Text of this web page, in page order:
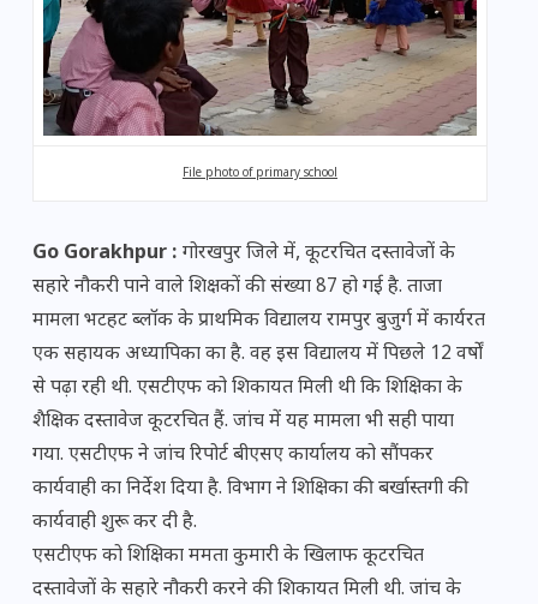
File photo of primary school
Go Gorakhpur : गोरखपुर जिले में, कूटरचित दस्तावेजों के
सहारे नौकरी पाने वाले शिक्षकों की संख्या 87 हो गई है. ताजा
मामला भटहट ब्लॉक के प्राथमिक विद्यालय रामपुर बुजुर्ग में कार्यरत
एक सहायक अध्यापिका का है. वह इस विद्यालय में पिछले 12 वर्षों
से पढ़ा रही थी. एसटीएफ को शिकायत मिली थी कि शिक्षिका के
शैक्षिक दस्तावेज कूटरचित हैं. जांच में यह मामला भी सही पाया
गया. एसटीएफ ने जांच रिपोर्ट बीएसए कार्यालय को सौंपकर
कार्यवाही का निर्देश दिया है. विभाग ने शिक्षिका की बर्खास्तगी की
कार्यवाही शुरू कर दी है.
एसटीएफ को शिक्षिका ममता कुमारी के खिलाफ कूटरचित
दस्तावेजों के सहारे नौकरी करने की शिकायत मिली थी. जांच के